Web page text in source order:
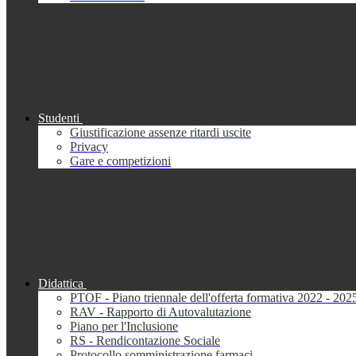
Studenti
Giustificazione assenze ritardi uscite
Privacy
Gare e competizioni
Didattica
PTOF - Piano triennale dell'offerta formativa 2022 -
RAV - Rapporto di Autovalutazione
Piano per l'Inclusione
RS - Rendicontazione Sociale